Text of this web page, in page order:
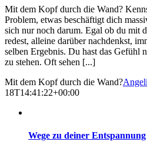
Mit dem Kopf durch die Wand?
Problem, etwas beschäftigt dich
sich nur noch darum. Egal ob du mit
redest, alleine darüber nachdenkst,
selben Ergebnis. Du hast das Gefühl
zu stehen. Oft sehen [...]
Mit dem Kopf durch die Wand?
18T14:41:22+00:00
Wege zu deiner Entspannung